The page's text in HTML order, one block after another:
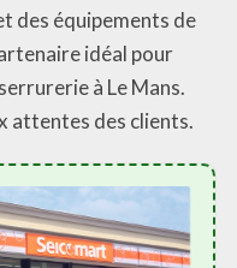
des équipements de
idéal pour
à Le Mans.
attentes des clients.